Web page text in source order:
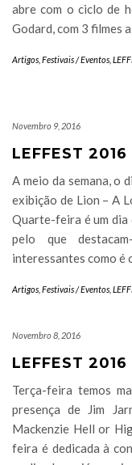
abre com o ciclo de
Godard, com 3 filmes
Artigos Festivais / Eventos
Novembro 9, 2016
LEFFEST
A meio da semana, o
exibição de Lion – A
Quarte-feira é um dia
pelo que
interessantes como é
Artigos Festivais / Eventos
Novembro 8, 2016
LEFFEST
Terça-feira temos
presença de Jim
Mackenzie Hell or
feira é dedicada à